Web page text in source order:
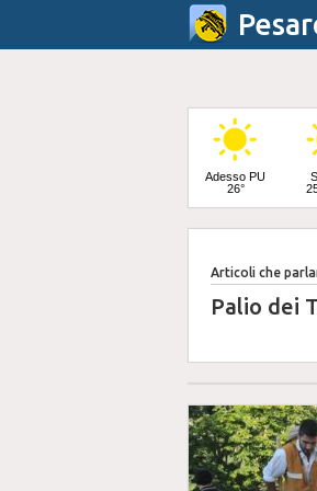
Adesso PU
26°
Lunedì
24° / 33°
Articoli che
Palio dei